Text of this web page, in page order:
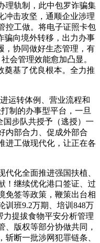
轨制，此中包罗诈骗集
冲击攻坚，通顺企业涉理
控工做。将电子证照卡包
骗向境外转移，出力办事
，协同做好生态管理，有
会管理效能愈加凸显。
奠基了优良根本。全力推
运转体例、营业流程和
制的办事型平台，一旦
国步队共授予（逃授）一
内部合力、促成外部合
进工做现代化，让正在各
化全面推进强国扶植、
！继续优化港口签证、过
免签等政策，鞭策出台相
训班9.2万期、培训848万
力提拔食物平安分析管理
、版权等部分协做共同，
断一批涉网犯罪链条、